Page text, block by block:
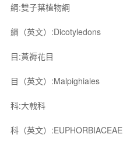
綱:雙子葉植物綱
綱（英文）:Dicotyledons
目:黃褥花目
目（英文）:Malpighiales
科:大戟科
科（英文）:EUPHORBIACEAE